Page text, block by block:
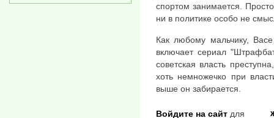
спортом занимается.
ни в политике особо не
Как любому мальчику,
включает сериал
советская власть
хоть немножечко при
выше он забирается.
Войдите на сайт для